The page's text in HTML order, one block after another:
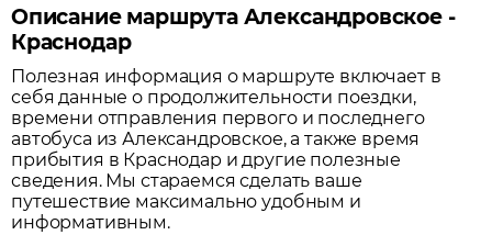
Описание маршрута Александровское -
Краснодар
Полезная информация о маршруте включает в
себя данные о продолжительности поездки,
времени отправления первого и последнего
автобуса изАлександровское, а также время
прибытия в Краснодари другие полезные
сведения. Мы стараемся сделать ваше
путешествие максимально удобным и
информативным.